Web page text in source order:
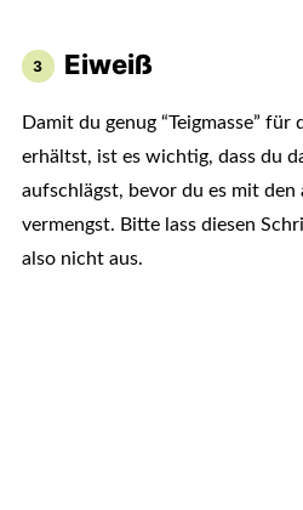
Eiweiß
Damit du genug “Teigmasse” für
erhältst, ist es wichtig, dass du
aufschlägst, bevor du es mit den
vermengst. Bitte lass diesen
also nicht aus.